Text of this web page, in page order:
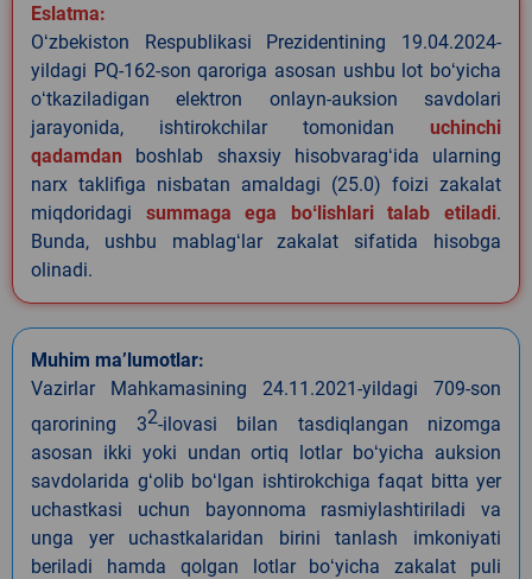
Eslatma:
Oʻzbekiston Respublikasi Prezidentining 19.04.2024-
yildagi PQ-162-son qaroriga asosan ushbu lot boʻyicha
oʻtkaziladigan elektron onlayn-auksion savdolari
jarayonida, ishtirokchilar tomonidan uchinchi
qadamdan boshlab shaxsiy hisobvaragʻida ularning
narx taklifiga nisbatan amaldagi (25.0) foizi zakalat
miqdoridagi summaga ega boʻlishlari talab etiladi.
Bunda, ushbu mablagʻlar zakalat sifatida hisobga
olinadi.
Muhim ma’lumotlar:
Vazirlar Mahkamasining 24.11.2021-yildagi 709-son
qarorining 32-ilovasi bilan tasdiqlangan nizomga
asosan ikki yoki undan ortiq lotlar boʻyicha auksion
savdolarida gʻolib boʻlgan ishtirokchiga faqat bitta yer
uchastkasi uchun bayonnoma rasmiylashtiriladi va
unga yer uchastkalaridan birini tanlash imkoniyati
beriladi hamda qolgan lotlar boʻyicha zakalat puli